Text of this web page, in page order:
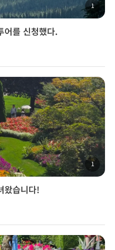
1
어를 신청했다.
1
왔습니다!